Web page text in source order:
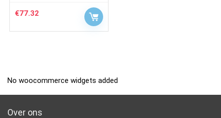
€77.32
No woocommerce widgets added
Over ons